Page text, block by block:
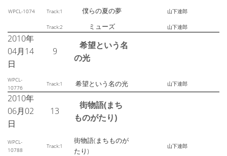
WPCL-1074 Track:1 僕らの夏の夢 山下達郎
Track:2 ミューズ 山下達郎
2010年
04月14
日
9
希望という名
の光
WPCL-
10776
Track:1 希望という名の光 山下達郎
2010年
06月02
日
13
街物語(まち
ものがたり)
WPCL-
10788
Track:1
街物語(まちものが
たり)
山下達郎